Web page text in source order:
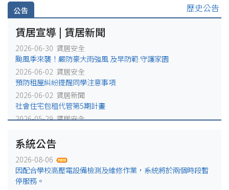
公告 歷史公告
賃居宣導 | 賃居新聞
2026-06-30 賃居安全
颱風季來襲！嚴防豪大雨強風 及早防範 守護家園
2026-06-02 賃居安全
預防租屋糾紛提醒同學注意事項
2026-06-02 賃居新聞
社會住宅包租代管第5期計畫
2026-05-29 賃居安全
2026-05-25 賃居安全
賃居退租注意事項
2026-05-18 賃居新聞
校外租屋租金補貼宣導公告
系統公告
2026-08-06
因配合學校高壓電設備檢測及維修作業，系統將於兩個時段暫
停服務。